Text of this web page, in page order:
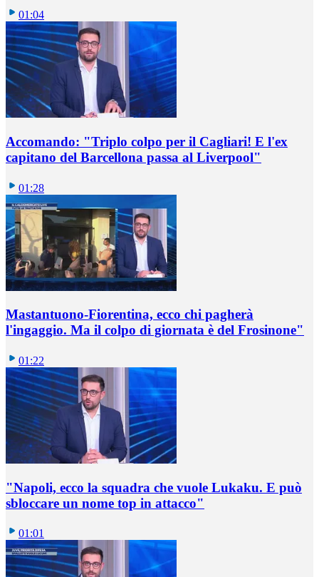
01:04
Accomando: "Triplo colpo per il Cagliari! E l'ex
capitano del Barcellona passa al Liverpool"
01:28
Mastantuono-Fiorentina, ecco chi pagherà
l'ingaggio. Ma il colpo di giornata è del Frosinone"
01:22
"Napoli, ecco la squadra che vuole Lukaku. E può
sbloccare un nome top in attacco"
01:01